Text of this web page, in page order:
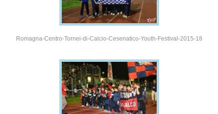
Romagna-Centro-Tornei-di-Calcio-Cesenatico-Youth-Festival-2015-18